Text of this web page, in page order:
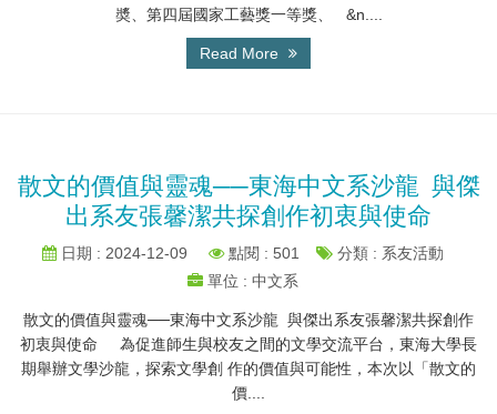
奬、第四屆國家工藝獎一等獎、 &n....
Read More
散文的價值與靈魂──東海中文系沙龍 與傑
出系友張馨潔共探創作初衷與使命
日期 : 2024-12-09 點閱 : 501
分類 : 系友活動
單位 : 中文系
散文的價值與靈魂──東海中文系沙龍 與傑出系友張馨潔共探創作
初衷與使命 為促進師生與校友之間的文學交流平台，東海大學長
期舉辦文學沙龍，探索文學創 作的價值與可能性，本次以「散文的
價....